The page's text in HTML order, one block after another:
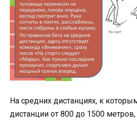
На средних дистанциях, к
дистанции от 800 до 1500